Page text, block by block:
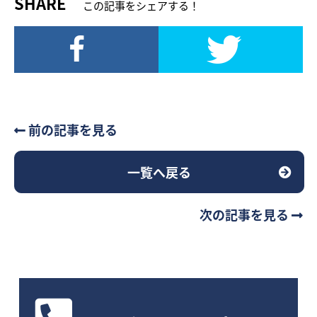
この記事をシェアする！
前の記事を見る
一覧へ戻る
次の記事を見る